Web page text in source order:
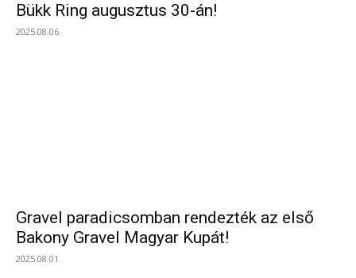
Bükk Ring augusztus 30-án!
2025.08.06.
Gravel paradicsomban rendezték az első
Bakony Gravel Magyar Kupát!
2025.08.01.